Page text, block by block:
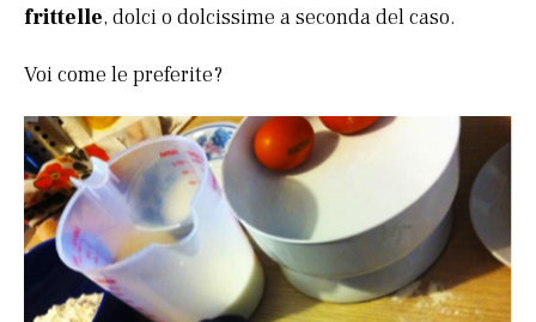
frittelle, dolci o dolcissime a seconda del caso.
Voi come le preferite?